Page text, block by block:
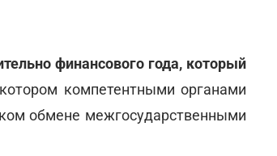
финансового года, который
компетентными органами
обмене межгосударственными